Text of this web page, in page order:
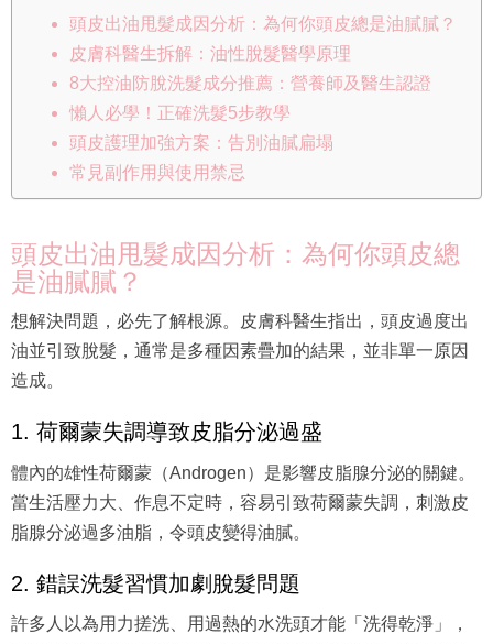
頭皮出油甩髮成因分析：為何你頭皮總是油膩膩？
皮膚科醫生拆解：油性脫髮醫學原理
8大控油防脫洗髮成分推薦：營養師及醫生認證
懶人必學！正確洗髮5步教學
頭皮護理加強方案：告別油膩扁塌
常見副作用與使用禁忌
頭皮出油甩髮成因分析：為何你頭皮總
是油膩膩？
想解決問題，必先了解根源。皮膚科醫生指出，頭皮過度出
油並引致脫髮，通常是多種因素疊加的結果，並非單一原因
造成。
1. 荷爾蒙失調導致皮脂分泌過盛
體內的雄性荷爾蒙（Androgen）是影響皮脂腺分泌的關鍵。
當生活壓力大、作息不定時，容易引致荷爾蒙失調，刺激皮
脂腺分泌過多油脂，令頭皮變得油膩。
2. 錯誤洗髮習慣加劇脫髮問題
許多人以為用力搓洗、用過熱的水洗頭才能「洗得乾淨」，